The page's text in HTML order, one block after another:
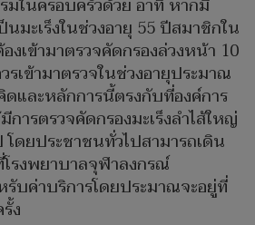
มะเร็งในช่วงอายุ 55 ปีสมาชิกใน
งเข้ามาตรวจคัดกรองล่วงหน้า 10
เข้ามาตรวจในช่วงอายุประมาณ
และหลักการนี้ตรงกับที่องค์การ
ารตรวจคัดกรองมะเร็งลำไส้ใหญ่
ดยประชาชนทั่วไปสามารถเดิน
โรงพยาบาลจุฬาลงกรณ์
รับค่าบริการโดยประมาณจะอยู่ที่
ง